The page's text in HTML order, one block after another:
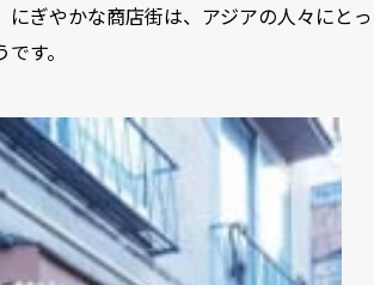
にぎやかな商店街は、アジアの人々にとっ
す。